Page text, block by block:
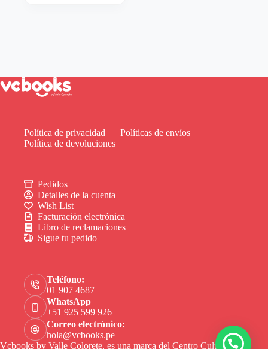
Política de privacidad
Políticas de envíos
Política de devoluciones
Pedidos
Detalles de la cuenta
Wish List
Facturación electrónica
Libro de reclamaciones
Sigue tu pedido
Teléfono:
01 907 4687
WhatsApp
+51 925 599 926
Correo electrónico:
hola@vcbooks.pe
Vcbooks by Valle Colorete, es una marca del Centro Cultural